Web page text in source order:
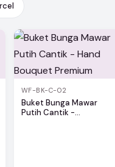
WF-BK-C-02
Buket Bunga Mawar
Putih Cantik -...